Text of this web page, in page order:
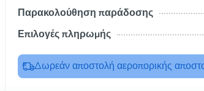
Παρακολούθηση παράδοσης
Επιλογές πληρωμής
Δωρεάν αποστολή αεροπορικής